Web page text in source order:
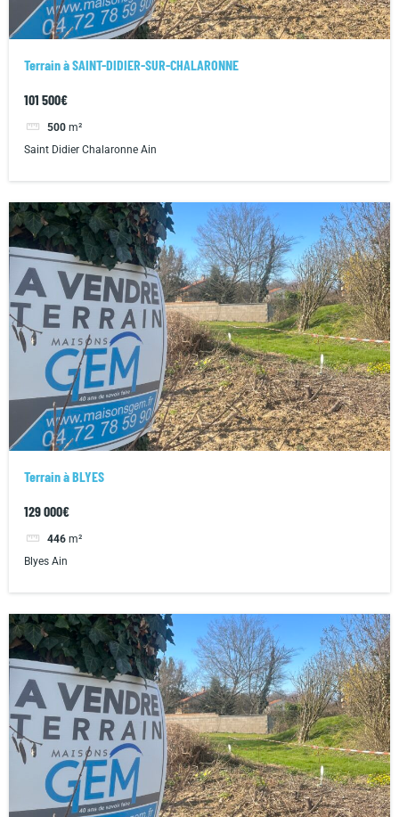
Terrain à SAINT-DIDIER-SUR-CHALARONNE
101 500€
500 m²
Saint Didier Chalaronne Ain
Terrain à BLYES
129 000€
446 m²
Blyes Ain